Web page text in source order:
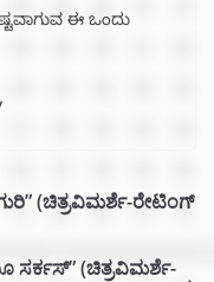
ಈ ಒಂದು
(ಚಿತ್ರವಿಮರ್ಶೆ-ರೇಟಿಂಗ್
ಸರ್ಕಸ್” (ಚಿತ್ರವಿಮರ್ಶೆ-